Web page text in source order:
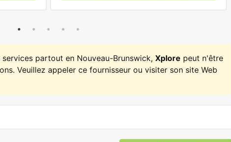
partout en Nouveau-Brunswick, Xplore peut n'être
Veuillez appeler ce fournisseur ou visiter son site Web